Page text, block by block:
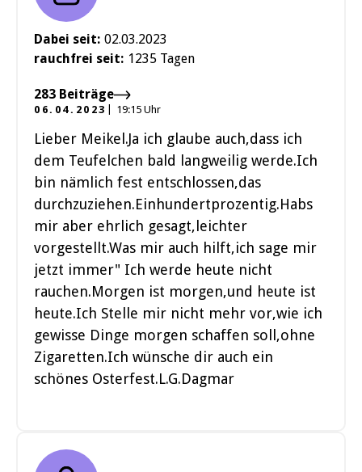
Dabei seit: 02.03.2023
rauchfrei seit: 1235 Tagen
283 Beiträge
06.04.2023 19:15 Uhr
Lieber Meikel.Ja ich glaube auch,dass ich
dem Teufelchen bald langweilig werde.Ich
bin nämlich fest entschlossen,das
durchzuziehen.Einhundertprozentig.Habs
mir aber ehrlich gesagt,leichter
vorgestellt.Was mir auch hilft,ich sage mir
jetzt immer" Ich werde heute nicht
rauchen.Morgen ist morgen,und heute ist
heute.Ich Stelle mir nicht mehr vor,wie ich
gewisse Dinge morgen schaffen soll,ohne
Zigaretten.Ich wünsche dir auch ein
schönes Osterfest.L.G.Dagmar